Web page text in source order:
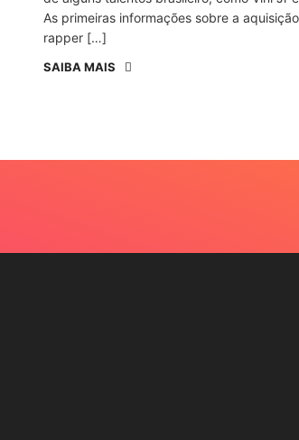
As primeiras informações sobre a
rapper […]
SAIBA MAIS